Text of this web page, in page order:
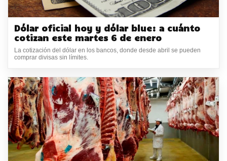
Dólar oficial hoy y dólar blue: a cuánto
cotizan este martes 6 de enero
La cotización del dólar en los bancos, donde desde abril se pueden
comprar divisas sin límites.